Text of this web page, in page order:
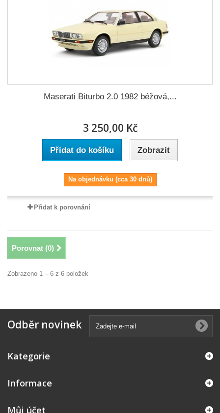
Maserati Biturbo 2.0 1982 béžová,...
3 250,00 Kč
Přidat do košíku Zobrazit
Na objednávku (cca 30 dnů)
Přidat k porovnání
Porovnat (0)
Zobrazeno 1 – 6 z 6 položek
Odběr novinek
Kategorie
Informace
Můj účet